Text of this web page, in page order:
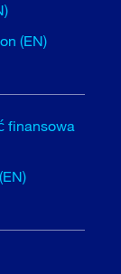
(EN)
finansowa